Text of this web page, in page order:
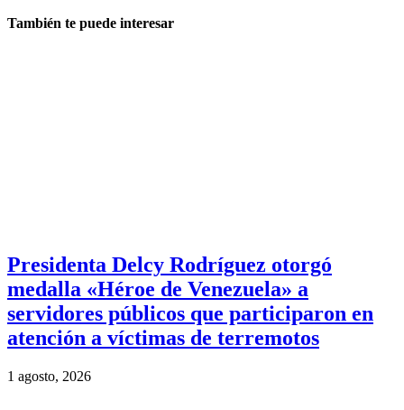
También te puede interesar
Presidenta Delcy Rodríguez otorgó
medalla «Héroe de Venezuela» a
servidores públicos que participaron en
atención a víctimas de terremotos
1 agosto, 2026